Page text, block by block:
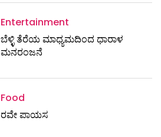
Entertainment
ಬೆಳ್ಳಿ ತೆರೆಯ ಮಾಧ್ಯಮದಿಂದ ಧಾರಾಳ
ಮನರಂಜನೆ
Food
ರವೇ ಪಾಯಸ